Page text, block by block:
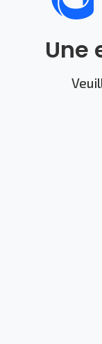
Une